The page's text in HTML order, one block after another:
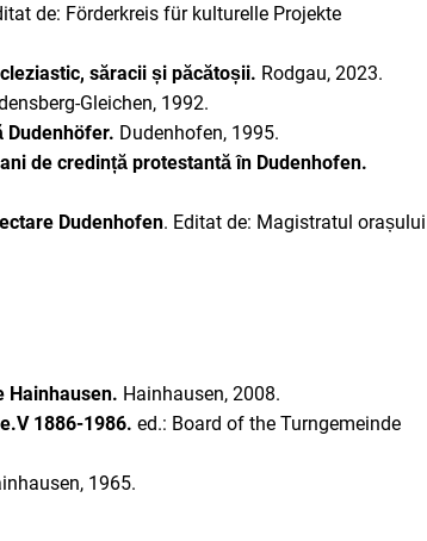
de: Förderkreis für kulturelle Projekte
săracii și păcătoșii. Rodgau, 2023.
Gleichen, 1992.
Dudenhöfer. Dudenhofen, 1995.
de credință protestantă în Dudenhofen.
Dudenhofen. Editat de: Magistratul orașului
Hainhausen. Hainhausen, 2008.
1886-1986. ed.: Board of the Turngemeinde
1965.